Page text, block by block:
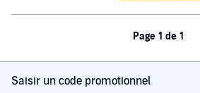
Page 1 de 1
Saisir un code promotionnel